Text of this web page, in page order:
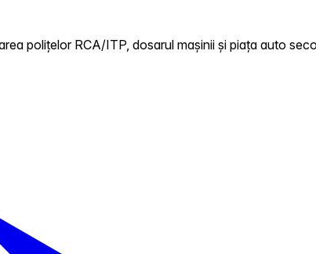
polițelor RCA/ITP, dosarul mașinii și piața auto